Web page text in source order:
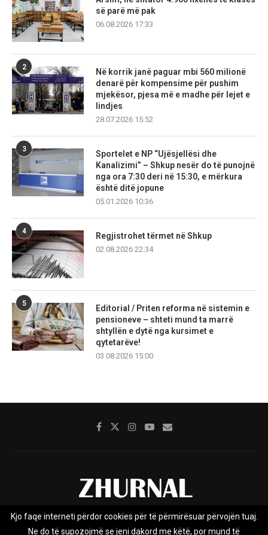
së parë më pak
06.08.2026 17:33
2
Në korrik janë paguar mbi 560 milionë
denarë për kompensime për pushim
mjekësor, pjesa më e madhe për lejet e
lindjes
28.07.2026 15:52
3
Sportelet e NP “Ujësjellësi dhe
Kanalizimi” – Shkup nesër do të punojnë
nga ora 7:30 deri në 15:30, e mërkura
është ditë jopune
05.01.2026 10:36
4
Regjistrohet tërmet në Shkup
02.08.2026 22:34
5
Editorial / Priten reforma në sistemin e
pensioneve – shteti mund ta marrë
shtyllën e dytë nga kursimet e
qytetarëve!
03.08.2026 15:00
Rreth nesh Impresumi Marketing
Kjo faqe interneti përdor cookies për të përmirësuar përvojën tuaj.
Ne do të supozojmë se jeni dakord me këtë, por mund të